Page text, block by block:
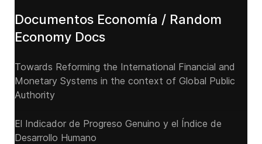
Documentos Economía / Random
Economy Docs
Towards Reforming the International Financial and
Monetary Systems in the context of Global Public
Authority
El Indicador de Progreso Genuino y el Índice de
Desarrollo Humano